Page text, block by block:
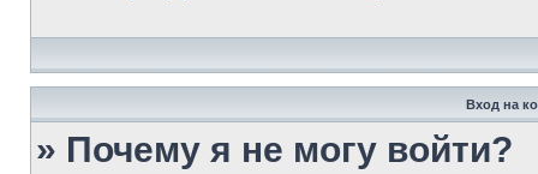
Вход на
» Почему я не могу войти?